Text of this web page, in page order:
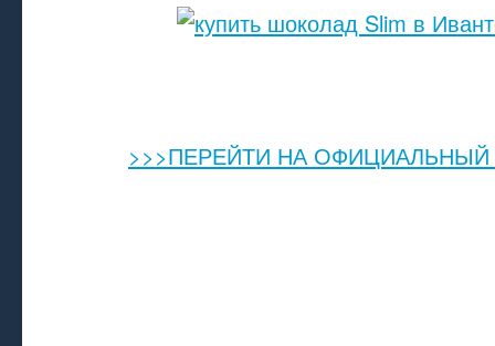
>>>ПЕРЕЙТИ НА ОФИЦИАЛЬНЫЙ